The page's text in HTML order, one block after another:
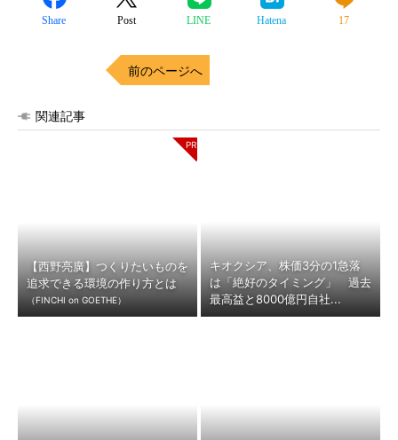
Share Post LINE Hatena 17
前のページへ
関連記事
【西野亮廣】つくりたいものを
追求できる環境の作り方とは
（FINCHI on GOETHE）
キオクシア、株価3分の1急落
は「絶好のタイミング」 過去
最高益と8000億円自社...